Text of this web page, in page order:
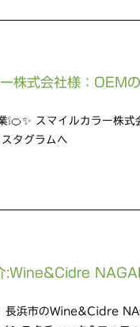
株式会社様：OEM
❕🍊✨ スマイルカラー株
タグラムへ
:Wine&Cidre
長浜市のWine&Cidre